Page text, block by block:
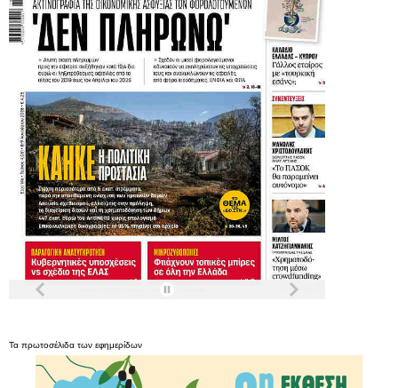
Τα πρωτοσέλιδα των εφημερίδων